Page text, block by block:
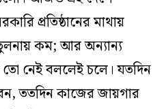
প্রতিষ্ঠানের মাথায়
কম; আর অন্যান্য
তো নেই বললেই চলে। যতদিন
ততদিন কাজের জায়গার